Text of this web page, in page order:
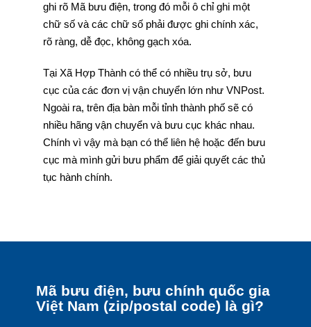
ghi rõ Mã bưu điện, trong đó mỗi ô chỉ ghi một
chữ số và các chữ số phải được ghi chính xác,
rõ ràng, dễ đọc, không gạch xóa.
Tại Xã Hợp Thành có thể có nhiều trụ sở, bưu
cục của các đơn vị vận chuyển lớn như VNPost.
Ngoài ra, trên địa bàn mỗi tỉnh thành phố sẽ có
nhiều hãng vận chuyển và bưu cục khác nhau.
Chính vì vậy mà bạn có thể liên hệ hoặc đến bưu
cục mà mình gửi bưu phẩm để giải quyết các thủ
tục hành chính.
Mã bưu điện, bưu chính quốc gia
Việt Nam (zip/postal code) là gì?